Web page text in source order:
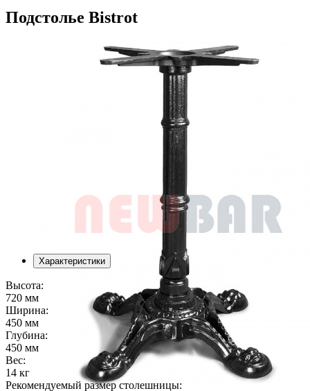
Подстолье Bistrot
Характеристики
Высота:
720 мм
Ширина:
450 мм
Глубина:
450 мм
Вес:
14 кг
Рекомендуемый размер столешницы: